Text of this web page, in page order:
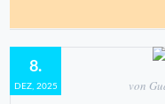
8.
DEZ, 2025 von